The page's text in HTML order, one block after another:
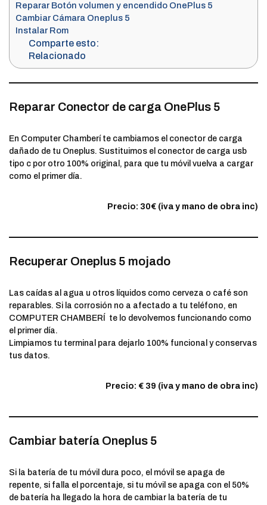
Reparar Botón volumen y encendido OnePlus 5
Cambiar Cámara Oneplus 5
Instalar Rom
Comparte esto:
Relacionado
Reparar Conector de carga OnePlus 5
En Computer Chamberí te cambiamos el conector de carga
dañado de tu Oneplus. Sustituimos el conector de carga usb
tipo c por otro 100% original, para que tu móvil vuelva a cargar
como el primer día.
Precio: 30€ (iva y mano de obra inc)
Recuperar Oneplus 5 mojado
Las caídas al agua u otros líquidos como cerveza o café son
reparables. Si la corrosión no a afectado a tu teléfono, en
COMPUTER CHAMBERÍ te lo devolvemos funcionando como
el primer día.
Limpiamos tu terminal para dejarlo 100% funcional y conservas
tus datos.
Precio: € 39 (iva y mano de obra inc)
Cambiar batería Oneplus 5
Si la batería de tu móvil dura poco, el móvil se apaga de
repente, si falla el porcentaje, si tu móvil se apaga con el 50%
de batería ha llegado la hora de cambiar la batería de tu